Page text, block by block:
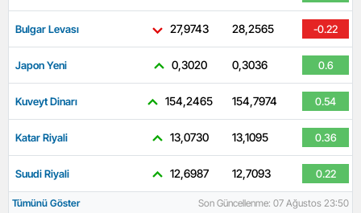
Bulgar Levası 27,9743 28,2565 -0.22
Japon Yeni 0,3020 0,3036 0.6
Kuveyt Dinarı 154,2465 154,7974 0.54
Katar Riyali 13,0730 13,1095 0.36
Suudi Riyali 12,6987 12,7093 0.22
Tümünü Göster Son Güncellenme: 07 Ağustos 23:50